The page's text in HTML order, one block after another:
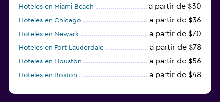
Hoteles en Miami Beach a partir de $30
Hoteles en Chicago a partir de $36
Hoteles en Newark a partir de $70
Hoteles en Fort Lauderdale a partir de $78
Hoteles en Houston a partir de $56
Hoteles en Boston a partir de $48